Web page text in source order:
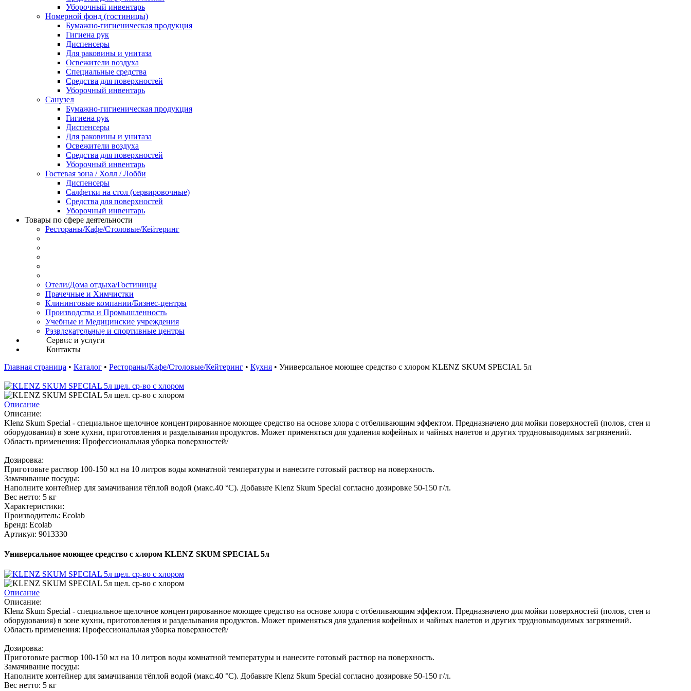
Уборочный инвентарь
Номерной фонд (гостиницы)
Бумажно-гигиеническая продукция
Гигиена рук
Диспенсеры
Для раковины и унитаза
Освежители воздуха
Специальные средства
Средства для поверхностей
Уборочный инвентарь
Санузел
Бумажно-гигиеническая продукция
Гигиена рук
Диспенсеры
Для раковины и унитаза
Освежители воздуха
Средства для поверхностей
Уборочный инвентарь
Гостевая зона / Холл / Лобби
Диспенсеры
Салфетки на стол (сервировочные)
Средства для поверхностей
Уборочный инвентарь
Товары по сфере деятельности
Рестораны/Кафе/Столовые/Кейтеринг
Отели/Дома отдыха/Гостиницы
Прачечные и Химчистки
Клининговые компании/Бизнес-центры
Производства и Промышленность
Учебные и Медицинские учреждения
Развлекательные и спортивные центры
Сервис и услуги
Контакты
Главная страница • Каталог • Рестораны/Кафе/Столовые/Кейтеринг • Кухня • Универсальное моющее средство с хлором KLENZ SKUM SPECIAL 5л
Описание
Описание:
Klenz Skum Special - специальное щелочное концентрированное моющее средство на основе хлора с отбеливающим эффектом. Предназначено для мойки поверхностей (полов, стен и
оборудования) в зоне кухни, приготовления и разделывания продуктов. Может применяться для удаления кофейных и чайных налетов и других трудновыводимых загрязнений.
Область применения: Профессиональная уборка поверхностей/
Дозировка:
Приготовьте раствор 100-150 мл на 10 литров воды комнатной температуры и нанесите готовый раствор на поверхность.
Замачивание посуды:
Наполните контейнер для замачивания тёплой водой (макс.40 °C). Добавьте Klenz Skum Special согласно дозировке 50-150 г/л.
Вес нетто: 5 кг
Характеристики:
Производитель: Ecolab
Бренд: Ecolab
Артикул: 9013330
Универсальное моющее средство с хлором KLENZ SKUM SPECIAL 5л
Описание
Описание:
Klenz Skum Special - специальное щелочное концентрированное моющее средство на основе хлора с отбеливающим эффектом. Предназначено для мойки поверхностей (полов, стен и
оборудования) в зоне кухни, приготовления и разделывания продуктов. Может применяться для удаления кофейных и чайных налетов и других трудновыводимых загрязнений.
Область применения: Профессиональная уборка поверхностей/
Дозировка:
Приготовьте раствор 100-150 мл на 10 литров воды комнатной температуры и нанесите готовый раствор на поверхность.
Замачивание посуды:
Наполните контейнер для замачивания тёплой водой (макс.40 °C). Добавьте Klenz Skum Special согласно дозировке 50-150 г/л.
Вес нетто: 5 кг